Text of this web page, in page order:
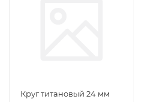
Круг титановый 24 мм